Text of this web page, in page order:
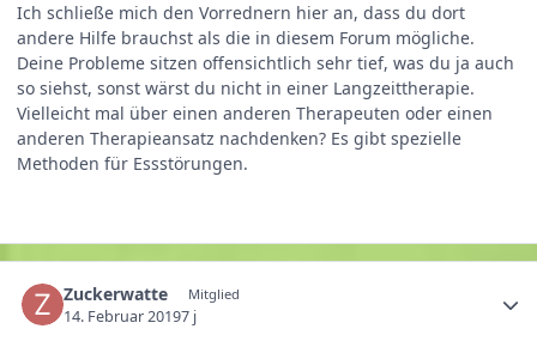
Ich schließe mich den Vorrednern hier an, dass du dort
andere Hilfe brauchst als die in diesem Forum mögliche.
Deine Probleme sitzen offensichtlich sehr tief, was du ja auch
so siehst, sonst wärst du nicht in einer Langzeittherapie.
Vielleicht mal über einen anderen Therapeuten oder einen
anderen Therapieansatz nachdenken? Es gibt spezielle
Methoden für Essstörungen.
Zuckerwatte Mitglied
14. Februar 20197 j